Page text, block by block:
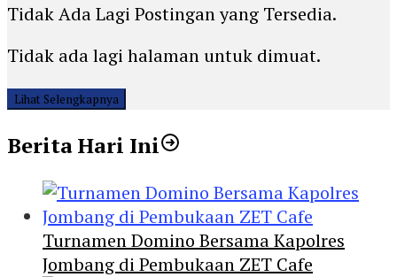
Tidak Ada Lagi Postingan yang Tersedia.
Tidak ada lagi halaman untuk dimuat.
Lihat Selengkapnya
Berita Hari Ini
Turnamen Domino Bersama Kapolres
Jombang di Pembukaan ZET Cafe